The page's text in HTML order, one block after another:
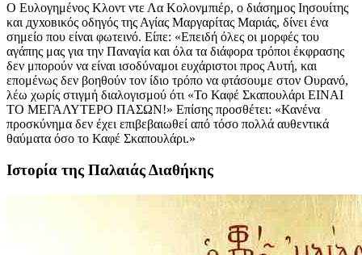
Ο Ευλογημένος Κλοντ ντε Λα Κολονμπιέρ, ο διάσημος Ιησουίτης
και духовικός οδηγός της Αγίας Μαργαρίτας Μαριάς, δίνει ένα
σημείο που είναι φωτεινό. Είπε: «Επειδή όλες οι μορφές του
αγάπης μας για την Παναγία και όλα τα διάφορα τρόποι έκφρασης
δεν μπορούν να είναι ισοδύναμοι ευχάριστοι προς Αυτή, και
επομένως δεν βοηθούν τον ίδιο τρόπο να φτάσουμε στον Ουρανό,
λέω χωρίς στιγμή διαλογισμού ότι «Το Καφέ Σκαπουλάρι ΕΙΝΑΙ
ΤΟ ΜΕΓΑΛΥΤΕΡΟ ΠΑΣΩΝ!» Επίσης προσθέτει: «Κανένα
προσκύνημα δεν έχει επιβεβαιωθεί από τόσο πολλά αυθεντικά
θαύματα όσο το Καφέ Σκαπουλάρι.»
Ιστορία της Παλαιάς Διαθήκης